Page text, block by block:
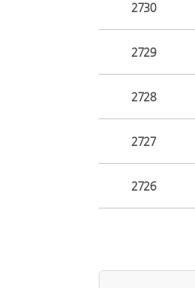
2730
2729
2728
2727
2726